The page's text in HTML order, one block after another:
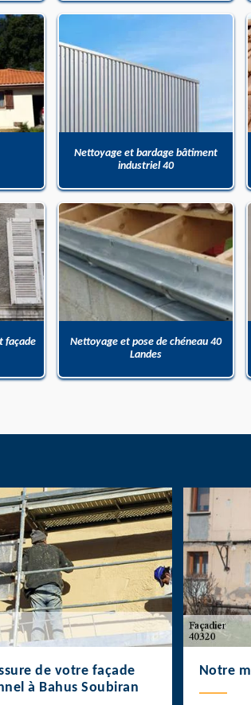
Nettoyage et bardage bâtiment
industriel 40
façade
Nettoyage et pose de chéneau 40
Landes
de votre façade
à Bahus Soubiran
Notre